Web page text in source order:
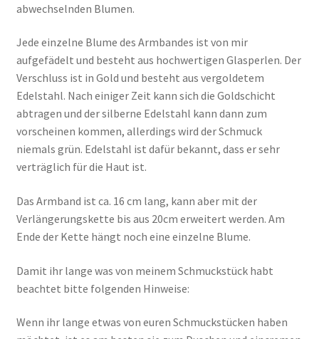
abwechselnden Blumen.
Jede einzelne Blume des Armbandes ist von mir
aufgefädelt und besteht aus hochwertigen Glasperlen. Der
Verschluss ist in Gold und besteht aus vergoldetem
Edelstahl. Nach einiger Zeit kann sich die Goldschicht
abtragen und der silberne Edelstahl kann dann zum
vorscheinen kommen, allerdings wird der Schmuck
niemals grün. Edelstahl ist dafür bekannt, dass er sehr
verträglich für die Haut ist.
Das Armband ist ca. 16 cm lang, kann aber mit der
Verlängerungskette bis aus 20cm erweitert werden. Am
Ende der Kette hängt noch eine einzelne Blume.
Damit ihr lange was von meinem Schmuckstück habt
beachtet bitte folgenden Hinweise:
Wenn ihr lange etwas von euren Schmuckstücken haben